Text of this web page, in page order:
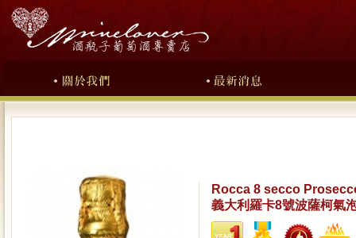
Rocca 8 secco
義大利羅卡8號波薩柯氣